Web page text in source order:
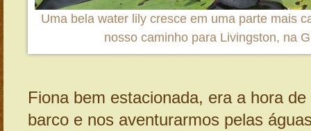
Uma bela water lily cresce em uma parte mais
nosso caminho para Livingston, na
Fiona bem estacionada, era a hora
barco e nos aventurarmos pelas